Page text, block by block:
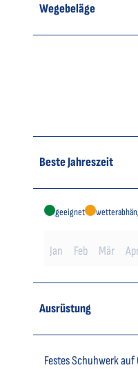
Wegebeläge
Beste Jahreszeit
geeignet
Jan Feb Mär
Ausrüstung
Festes Schuhwerk